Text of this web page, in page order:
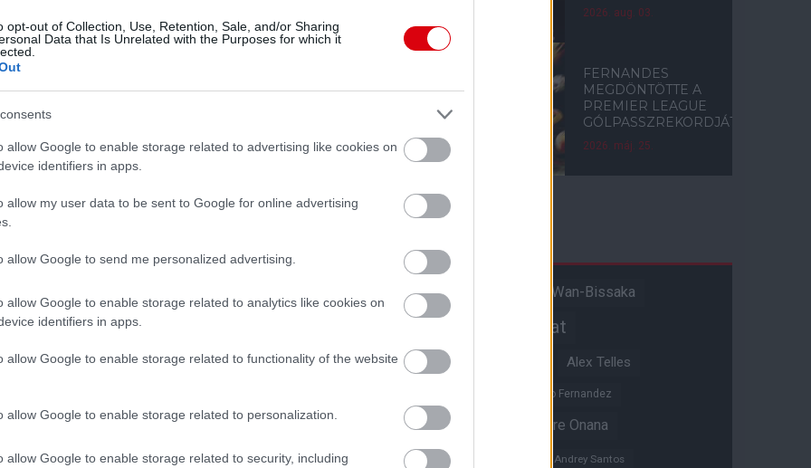
opt-out of Collection, Use, Retention, Sale, and/or Sharing
Data that Is Unrelated with the Purposes for which it
allow Google to enable storage related to advertising like cookies on
identifiers in apps.
allow my user data to be sent to Google for online advertising
allow Google to send me personalized advertising.
allow Google to enable storage related to analytics like cookies on
identifiers in apps.
allow Google to enable storage related to functionality of the website
allow Google to enable storage related to personalization.
allow Google to enable storage related to security, including
2026. aug. 03.
FERNANDES
MEGDÖNTÖTTE A
PREMIER LEAGUE
GÓLPASSZREKORDJÁT
2026. máj. 25.
A hangadó Aaron Wan-Bissaka
Akadémiai csapat
Alejandro Garnacho Alex Telles
Alvaro Fernandez
Amad Diallo
Andre Onana
Andreas Pereira
Andrey Santos